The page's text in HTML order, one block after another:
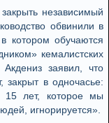
независимый
обвинили в
котором обучаются
кемалистских
заявил, что
закрыт в одночасье:
15 лет, которое мы
игнорируется».